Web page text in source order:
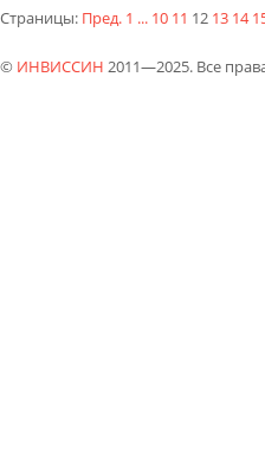
Страницы: Пред. 1 ... 10 11 12 13 14
© ИНВИССИН 2011—2025. Все